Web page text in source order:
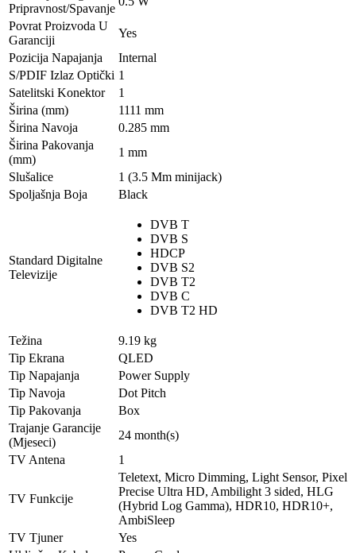
Pripravnost/Spavanje
Povrat Proizvoda U
Garanciji
Yes
Pozicija Napajanja
Internal
S/PDIF Izlaz Optički 1
Satelitski Konektor
1
Širina (mm)
1111 mm
Širina Navoja
0.285 mm
Širina Pakovanja
(mm)
1 mm
Slušalice
1 (3.5 Mm minijack)
Spoljašnja Boja
Black
Standard Digitalne
Televizije
DVB T
DVB S
HDCP
DVB S2
DVB T2
DVB C
DVB T2 HD
Težina
9.19 kg
Tip Ekrana
QLED
Tip Napajanja
Power Supply
Tip Navoja
Dot Pitch
Tip Pakovanja
Box
Trajanje Garancije
(Mjeseci)
24 month(s)
TV Antena
1
TV Funkcije
Teletext, Micro Dimming, Light Sensor, Pixel
Precise Ultra HD, Ambilight 3 sided, HLG
(Hybrid Log Gamma), HDR10, HDR10+,
AmbiSleep
TV Tjuner
Yes